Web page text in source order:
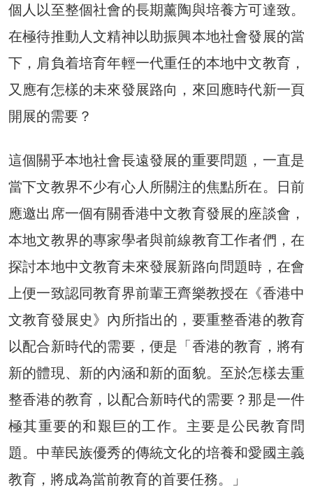
個人以至整個社會的長期薰陶與培養方可達致。
在極待推動人文精神以助振興本地社會發展的當
下，肩負着培育年輕一代重任的本地中文教育，
又應有怎樣的未來發展路向，來回應時代新一頁
開展的需要？
這個關乎本地社會長遠發展的重要問題，一直是
當下文教界不少有心人所關注的焦點所在。日前
應邀出席一個有關香港中文教育發展的座談會，
本地文教界的專家學者與前線教育工作者們，在
探討本地中文教育未來發展新路向問題時，在會
上便一致認同教育界前輩王齊樂教授在《香港中
文教育發展史》內所指出的，要重整香港的教育
以配合新時代的需要，便是「香港的教育，將有
新的體現、新的內涵和新的面貌。至於怎樣去重
整香港的教育，以配合新時代的需要？那是一件
極其重要的和艱巨的工作。主要是公民教育問
題。中華民族優秀的傳統文化的培養和愛國主義
教育，將成為當前教育的首要任務。」